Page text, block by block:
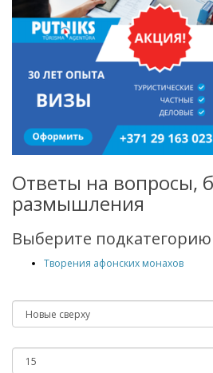
Ответы на вопросы,
размышления
Выберите подкатегорию
Творения афонских монахов